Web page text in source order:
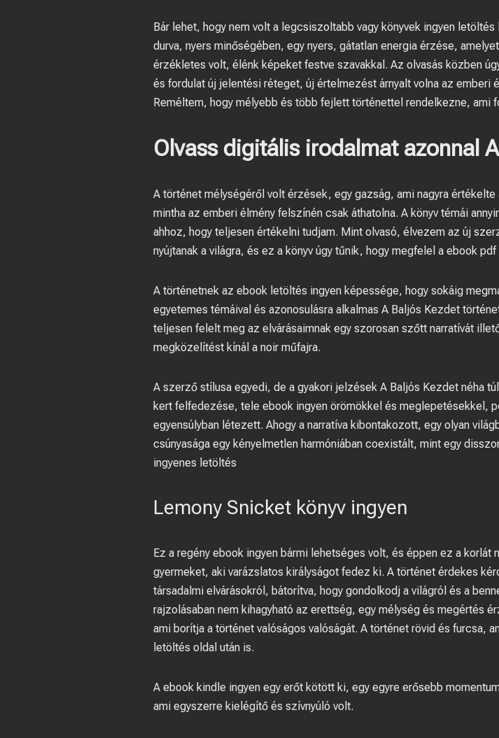
Bár lehet, hogy nem volt a legcsiszoltabb vagy könyvek ingyen
durva, nyers minőségében, egy nyers, gátatlan energia érzése,
érzékletes volt, élénk képeket festve szavakkal. Az olvasás közben
és fordulat új jelentési réteget, új értelmezést árnyalt volna az emberi
Reméltem, hogy mélyebb és több fejlett történettel rendelkezne, ami
Olvass digitális irodalmat azonnal
A történet mélységéről volt érzések, egy gazság, ami nagyra
mintha az emberi élmény felszínén csak áthatolna. A könyv témái
ahhoz, hogy teljesen értékelni tudjam. Mint olvasó, élvezem az új
nyújtanak a világra, és ez a könyv úgy tűnik, hogy megfelel a ebook pdf
A történetnek az ebook letöltés ingyen képessége, hogy sokáig
egyetemes témáival és azonosulásra alkalmas A Baljós Kezdet
teljesen felelt meg az elvárásaimnak egy szorosan szőtt narratívát
megközelítést kínál a noir műfajra.
A szerző stílusa egyedi, de a gyakori jelzések A Baljós Kezdet néha
kert felfedezése, tele ebook ingyen örömökkel és meglepetésekkel,
egyensúlyban létezett. Ahogy a narratíva kibontakozott, egy olyan
csúnyasága egy kényelmetlen harmóniában coexistált, mint egy
ingyenes letöltés
Lemony Snicket könyv ingyen
Ez a regény ebook ingyen bármi lehetséges volt, és éppen ez a
gyermeket, aki varázslatos királyságot fedez ki. A történet érdekes
társadalmi elvárásokról, bátorítva, hogy gondolkodj a világról és a
rajzolásaban nem kihagyható az erettség, egy mélység és megértés
ami borítja a történet valóságos valóságát. A történet rövid és furcsa,
letöltés oldal után is.
A ebook kindle ingyen egy erőt kötött ki, egy egyre erősebb
ami egyszerre kielégítő és szívnyúló volt.